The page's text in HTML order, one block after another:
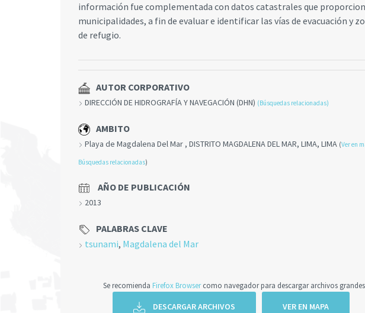
información fue complementada con datos catastrales que
municipalidades, a fin de evaluar e identificar las vías de evacuación y
de refugio.
AUTOR CORPORATIVO
DIRECCIÓN DE HIDROGRAFÍA Y NAVEGACIÓN (DHN) (Búsquedas relacionadas)
AMBITO
Playa de Magdalena Del Mar , DISTRITO MAGDALENA DEL MAR, LIMA, LIMA (Ver en
Búsquedas relacionadas)
AÑO DE PUBLICACIÓN
2013
PALABRAS CLAVE
tsunami, Magdalena del Mar
Se recomienda Firefox Browsercomo navegador para descargar archivos grandes
DESCARGAR ARCHIVOS VER EN MAPA